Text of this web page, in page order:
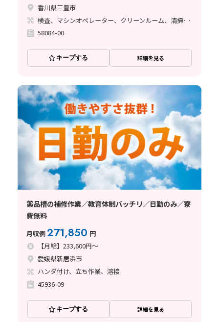
香川県三豊市
検査、マシンオペレーター、クリーンルーム、清掃・洗浄、フォークリフト、立ち作業
58084-00
キープする 詳細を見る
薬品槽の補修作業／教育体制バッチリ／日勤のみ／寮
費無料
月収例271,850 円
【月給】233,600円～
愛媛県新居浜市
ハンダ付け、立ち作業、溶接
45936-09
キープする 詳細を見る